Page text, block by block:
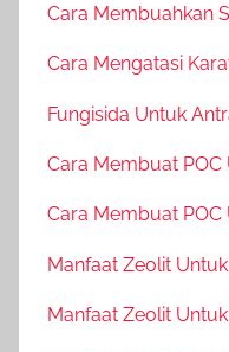
Cara Membuahkan
Cara Mengatasi
Fungisida Untuk
Cara Membuat POC
Cara Membuat POC
Manfaat Zeolit
Manfaat Zeolit